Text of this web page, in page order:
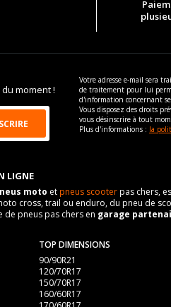
moment !
Votre adresse e-mail sera
de traitement pour lui
d'information concernant
Vous disposez des droits
vous désinscrire à tout
Plus d'informations : la
LIGNE
moto etpneus scooterpas chers,
cross, trail ou enduro, du pneu de
pneus pas chers en garage
TOP DIMENSIONS
90/90R21
120/70R17
150/70R17
160/60R17